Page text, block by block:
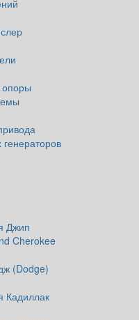
Джип
Cherokee
(Dodge)
Кадиллак